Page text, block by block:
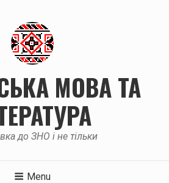
МОВА ТА
до ЗНО і не тільки
Menu